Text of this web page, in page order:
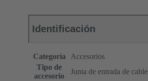
Identificación
Categoría
Accesorios
Tipo de
accesorio
Junta de entrada de cable